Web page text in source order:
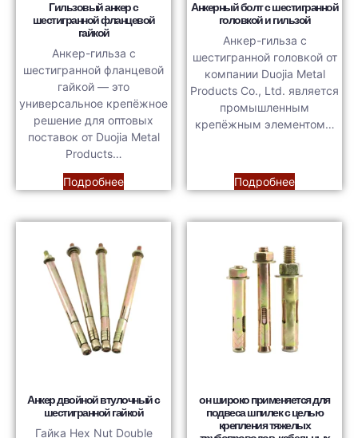
Гильзовый анкер с
шестигранной фланцевой
гайкой
Анкер-гильза с
шестигранной фланцевой
гайкой — это
универсальное крепёжное
решение для оптовых
поставок от Duojia Metal
Products…
Подробнее
Анкерный болт с шестигранной
головкой и гильзой
Анкер-гильза с
шестигранной головкой от
компании Duojia Metal
Products Co., Ltd. является
промышленным
крепёжным элементом…
Подробнее
Анкер двойной втулочный с
шестигранной гайкой
Гайка Hex Nut Double
он широко применяется для
подвеса шпилек с целью
крепления тяжелых